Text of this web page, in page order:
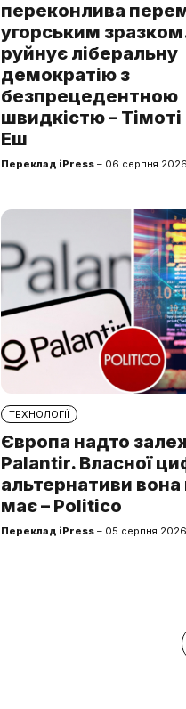
переконлива
угорським
руйнує ліберальну
демократію з
безпрецедентною
швидкістю – Тімоті
Еш
Переклад iPress – 06 серпня 2026,
ТЕХНОЛОГІЇ
Європа надто
Palantir. Власної
альтернативи вона
має – Politico
Переклад iPress – 05 серпня